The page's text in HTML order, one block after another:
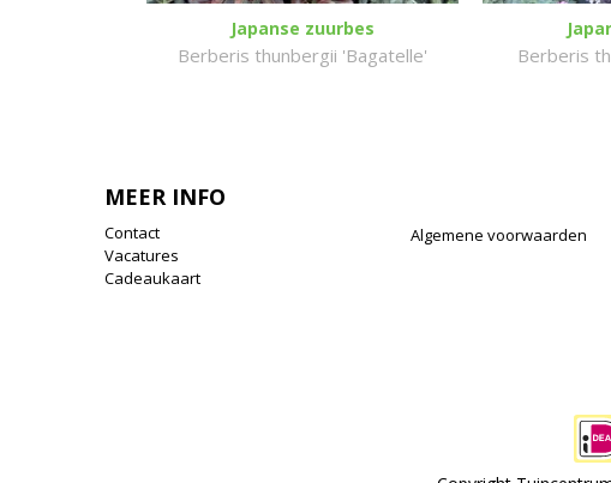
Japanse zuurbes
Berberis thunbergii 'Bagatelle'
Berberis
MEER INFO
Contact
Vacatures
Cadeaukaart
Algemene voorwaarden